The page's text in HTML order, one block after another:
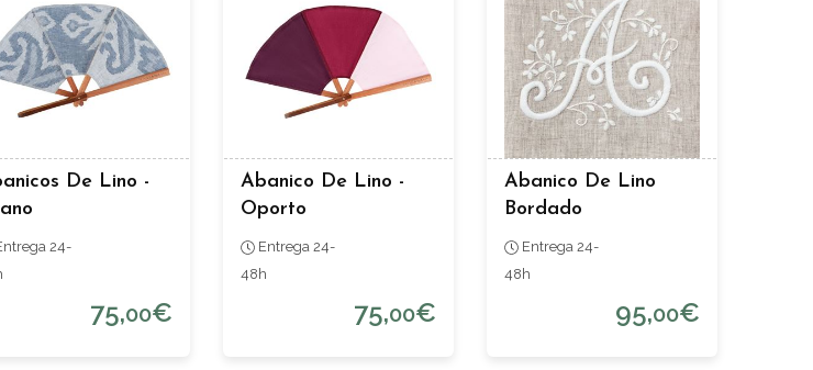
De Lino -
24-
75,00€
Abanico De Lino -
Oporto
Entrega 24-
48h
75,00€
Abanico De Lino
Bordado
Entrega 24-
48h
95,00€